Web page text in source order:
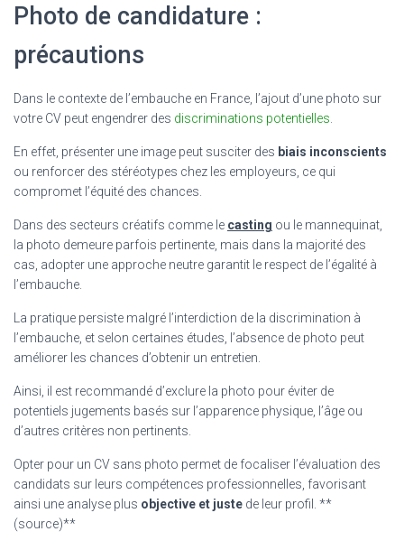
Photo de candidature :
précautions
Dans le contexte de l’embauche en France, l’ajout d’une photo sur
votre CV peut engendrer des discriminations potentielles
En effet, présenter une image peut susciter des biais inconscients
ou renforcer des stéréotypes chez les employeurs, ce qui
compromet l’équité des chances.
Dans des secteurs créatifs comme le casting ou le mannequinat,
la photo demeure parfois pertinente, mais dans la majorité des
cas, adopter une approche neutre garantit le respect de l’égalité à
l’embauche.
La pratique persiste malgré l’interdiction de la discrimination à
l’embauche, et selon certaines études, l’absence de photo peut
améliorer les chances d’obtenir un entretien.
Ainsi, il est recommandé d’exclure la photo pour éviter de
potentiels jugements basés sur l’apparence physique, l’âge ou
d’autres critères non pertinents.
Opter pour un CV sans photo permet de focaliser l’évaluation des
candidats sur leurs compétences professionnelles, favorisant
ainsi une analyse plus objective et juste de leur profil. **
(source)**